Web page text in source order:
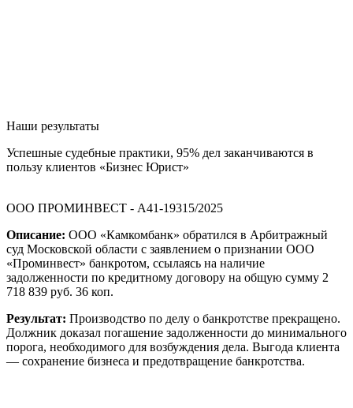
Наши результаты
Успешные судебные практики, 95% дел заканчиваются в
пользу клиентов «Бизнес Юрист»
ООО ПРОМИНВЕСТ - А41-19315/2025
Описание: ООО «Камкомбанк» обратился в Арбитражный
суд Московской области с заявлением о признании ООО
«Проминвест» банкротом, ссылаясь на наличие
задолженности по кредитному договору на общую сумму 2
718 839 руб. 36 коп.
Результат: Производство по делу о банкротстве прекращено.
Должник доказал погашение задолженности до минимального
порога, необходимого для возбуждения дела. Выгода клиента
— сохранение бизнеса и предотвращение банкротства.